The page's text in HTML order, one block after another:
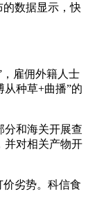
数据显示，快
雇佣外籍人士
种草+曲播”的
和海关开展查
并对相关产物开
劣势。科信食